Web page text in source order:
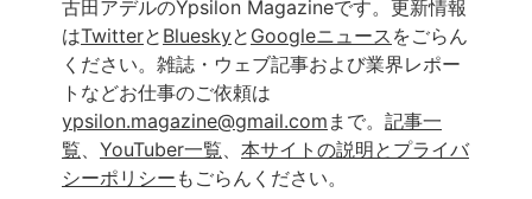
古田アデルのYpsilon Magazineです。更新情報
はTwitterと Blueskyと Googleニュース をごらん
ください。雑誌・ウェブ記事および業界レポー
トなどお仕事のご依頼は
ypsilon.magazine@gmail.com まで。 記事一
覧
YouTuber一覧
本サイトの説明とプライバ
シーポリシー もごらんください。